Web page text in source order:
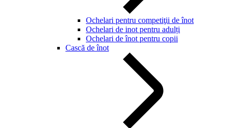
Ochelari pentru competiţii de înot
Ochelari de inot pentru adulți
Ochelari de înot pentru copii
Cască de înot